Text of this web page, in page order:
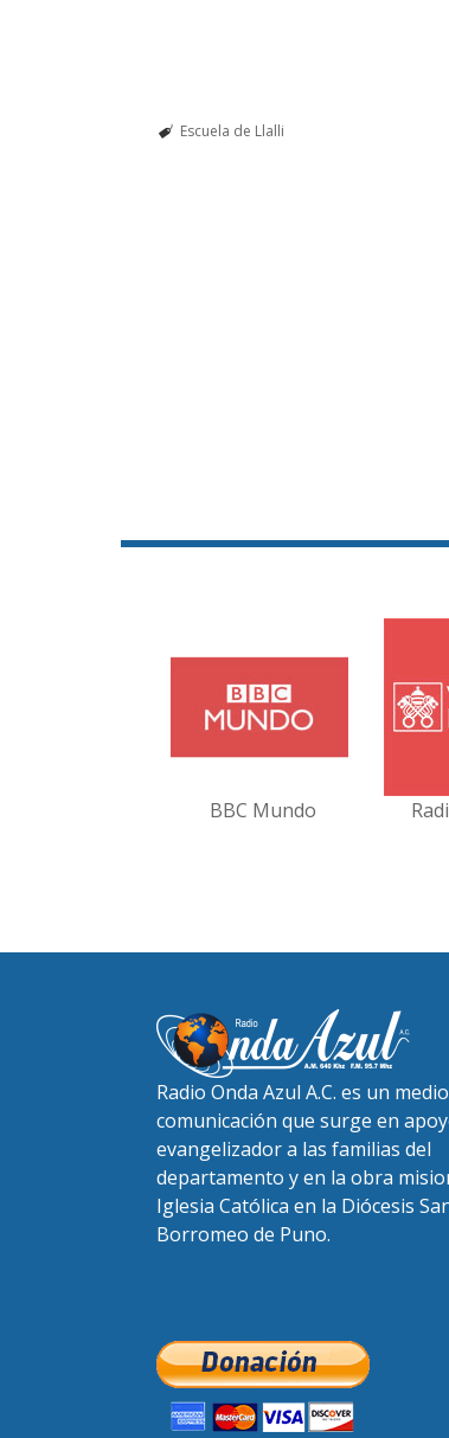
Escuela de Llalli
BBC Mundo
Radio Onda Azul A.C. es un
comunicación que surge en
evangelizador a las familias del
departamento y en la obra
Iglesia Católica en la Diócesis
Borromeo de Puno.